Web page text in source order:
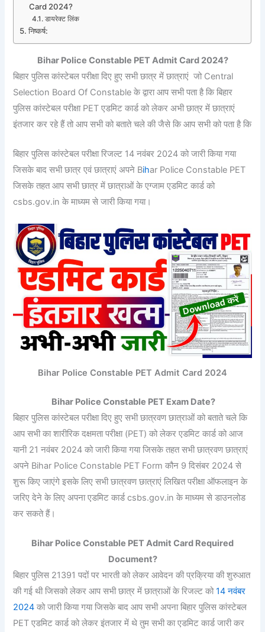
Card 2024?
डायरेक्ट लिंक
निष्कर्ष:
Bihar Police Constable PET Admit Card 2024?
बिहार पुलिस कांस्टेबल परीक्षा दिए हुए सभी छात्र में छात्राएं जो Central
Selection Board Of Constable के द्वारा आप सभी पता है कि बिहार
पुलिस कांस्टेबल परीक्षा PET एडमिट कार्ड को लेकर अभी छात्र में छात्राएं
इंतजार कर रहे हैं तो आप सभी को बताते चले की जैसे कि आप सभी को पता है कि
बिहार पुलिस कांस्टेबल परीक्षा रिजल्ट 14 नवंबर 2024 को जारी किया गया
जिसके बाद सभी छात्र एवं छात्राएं अपने Bihar Police Constable PET
जिसके तहत आप सभी छात्र में छात्राओं के एग्जाम एडमिट कार्ड को
csbs.gov.in के माध्यम से जारी किया गया।
Bihar Police Constable PET Admit Card 2024
Bihar Police Constable PET Exam Date?
बिहार पुलिस कांस्टेबल परीक्षा दिए हुए सभी छात्रवण छात्राओं को बताते चले कि
आप सभी का शारीरिक दक्षमता परीक्षा (PET) को लेकर एडमिट कार्ड को आज
यानी 21 नवंबर 2024 को जारी किया गया जिसके तहत सभी छात्रवण छात्राएं
अपने Bihar Police Constable PET Form कौन 9 दिसंबर 2024 से
शुरू किए जाएंगे इसके लिए सभी छात्रवण छात्राएं लिखित परीक्षा ऑफलाइन के
जरिए देने के लिए अपना एडमिट कार्ड csbs.gov.in के माध्यम से डाउनलोड
कर सकते हैं।
Bihar Police Constable PET Admit Card Required
Document?
बिहार पुलिस 21391 पदों पर भारती को लेकर आवेदन की प्रक्रिया की शुरुआत
की गई थी जिसको लेकर आप सभी छात्र में छात्राओं के रिजल्ट को14 नवंबर
2024 को जारी किया गया जिसके बाद आप सभी अपना बिहार पुलिस कांस्टेबल
PET एडमिट कार्ड को लेकर इंतजार में थे तुम सभी का एडमिट कार्ड जारी कर